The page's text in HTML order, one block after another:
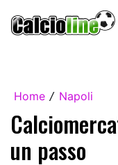
Home / Napoli
un passo